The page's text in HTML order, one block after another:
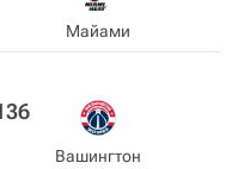
Майами
Вашингтон